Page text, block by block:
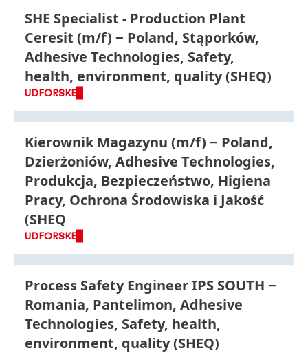
SHE Specialist - Production Plant
Ceresit (m/f)
Poland, Stąporków,
Adhesive Technologies, Safety,
health, environment, quality (SHEQ)
UDFORSKE
Kierownik Magazynu (m/f)
Poland,
Dzierżoniów, Adhesive Technologies,
Produkcja, Bezpieczeństwo, Higiena
Pracy, Ochrona Środowiska i Jakość
(SHEQ
UDFORSKE
Process Safety Engineer IPS SOUTH
Romania, Pantelimon, Adhesive
Technologies, Safety, health,
environment, quality (SHEQ)